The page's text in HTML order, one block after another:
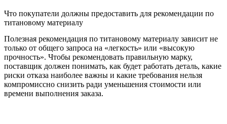
Что покупатели должны предоставить для рекомендации по
титановому материалу
Полезная рекомендация по титановому материалу зависит не
только от общего запроса на «легкость» или «высокую
прочность». Чтобы рекомендовать правильную марку,
поставщик должен понимать, как будет работать деталь, какие
риски отказа наиболее важны и какие требования нельзя
компромиссно снизить ради уменьшения стоимости или
времени выполнения заказа.